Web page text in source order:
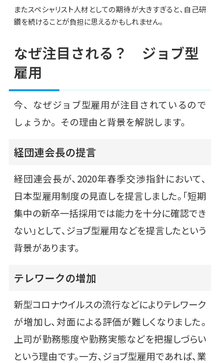
またスペシャリスト人材としての期待が大きすぎると、自己研
鑽を続けることが負担に思えるかもしれません。
なぜ注目される？ ジョブ型
雇用
今、なぜジョブ型雇用が注目されているので
しょうか。その理由と背景を解説します。
経団連会長の提言
経団連会長が、2020年春季交渉指針において、
日本型雇用制度の見直しを提言しました。「短期
集中の新卒一括採用では能力を十分に確認でき
ない」として、ジョブ型雇用などを提言したという
背景があります。
テレワークの増加
新型コロナウイルスの流行などによりテレワーク
が増加し、対面による評価が難しくなりました。
上司が勤務態度や勤務実態などを把握しづらい
という理由です。一方、ジョブ型雇用であれば、業